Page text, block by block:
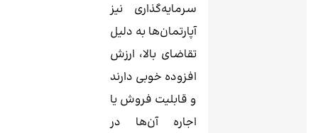
سرمایه‌گذاری نیز
آپارتمان‌ها به دلیل
تقاضای بالا، ارزش
افزوده خوبی دارند
و قابلیت فروش یا
اجاره آن‌ها در